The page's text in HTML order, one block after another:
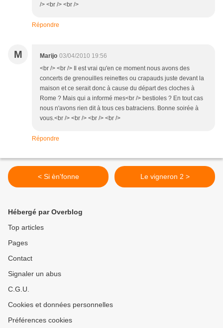
/> <br /> <br />
Répondre
M Marijo 03/04/2010 19:56
<br /> <br /> Il est vrai qu'en ce moment nous avons des
concerts de grenouilles reinettes ou crapauds juste devant la
maison et ce serait donc à cause du départ des cloches à
Rome ? Mais qui a informé mes<br /> bestioles ? En tout cas
nous n'avons rien dit à tous ces batraciens. Bonne soirée à
vous.<br /> <br /> <br /> <br />
Répondre
< Si èn'fonne Le vigneron 2 >
Hébergé par Overblog
Top articles
Pages
Contact
Signaler un abus
C.G.U.
Cookies et données personnelles
Préférences cookies